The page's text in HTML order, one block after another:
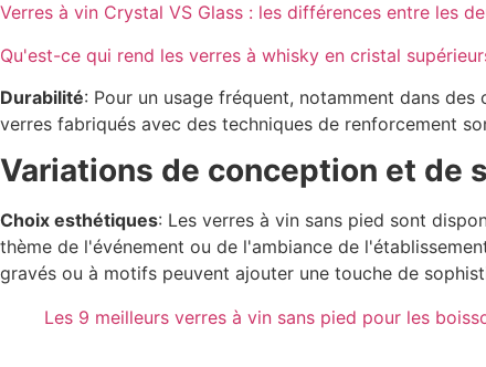
Verres à vin Crystal VS Glass : les différences entre les
Qu'est-ce qui rend les verres à whisky en cristal
Durabilité: Pour un usage fréquent, notamment dans
verres fabriqués avec des techniques de renforcement
Variations de conception et de
Choix esthétiques: Les verres à vin sans pied sont
thème de l'événement ou de l'ambiance de
gravés ou à motifs peuvent ajouter une touche de
Les 9 meilleurs verres à vin sans pied pour les